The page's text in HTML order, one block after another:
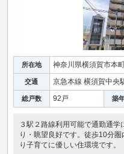
所在地 神奈川県横須賀市本
交通 京急本線 横須賀中央
総戸数 92戸 築
３駅２路線利用可能で通勤通
り・眺望良好です。徒歩10分
り子育てに優しい住環境です。